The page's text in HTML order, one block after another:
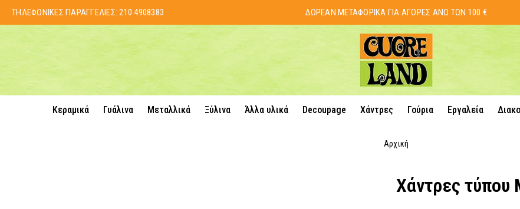
ΤΗΛΕΦΩΝΙΚΕΣ ΠΑΡΑΓΓΕΛΙΕΣ:210 4908383 ΔΩΡΕΑΝ ΜΕΤΑΦΟΡΙΚΑ ΓΙΑ ΑΓΟΡΕΣ ΑΝΩ ΤΩΝ 100 €
Κεραμικά Γυάλινα Μεταλλικά Ξύλινα Άλλα υλικά Decoupage Χάντρες Γούρια Εργαλεία
Αρχική
Χάντρες τύπου